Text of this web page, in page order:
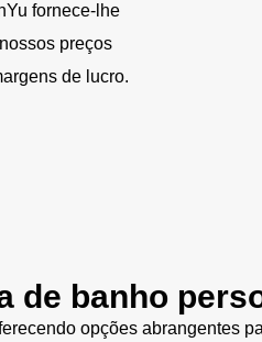
fornece-lhe
preços
de lucro.
de banho
opções abrangentes